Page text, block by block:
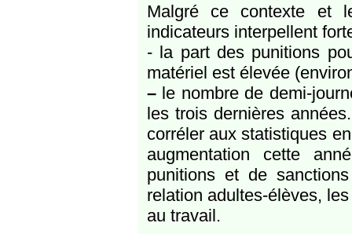
Malgré ce contexte et
indicateurs interpellent
- la part des punitions
matériel est élevée
–le nombre de demi-
les trois dernières
corréler aux statistiques
augmentation cette
punitions et de
relation adultes-élèves,
au travail.